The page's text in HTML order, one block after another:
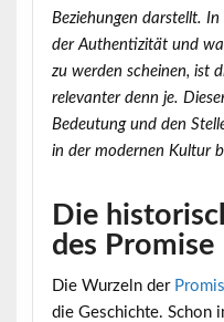
Beziehungen darstellt.
der Authentizität und
zu werden scheinen, ist
relevanter denn je.
Bedeutung und den
in der modernen Kultur
Die
des Promise
Die Wurzeln der
die Geschichte. Schon